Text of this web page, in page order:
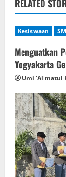
v
i
g
a
t
i
o
n
RELATED
Kesiswaan
Menguatkan
Yogyakarta
Umi 'Alimatul